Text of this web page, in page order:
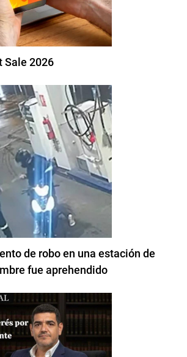
Sale 2026
de robo en una estación de
fue aprehendido